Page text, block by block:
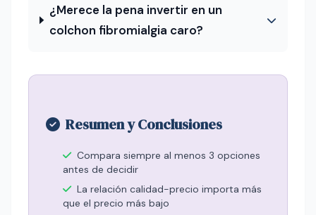
¿Merece la pena invertir en un
colchon fibromialgia caro?
Resumen y Conclusiones
Compara siempre al menos 3 opciones
antes de decidir
La relación calidad-precio importa más
que el precio más bajo